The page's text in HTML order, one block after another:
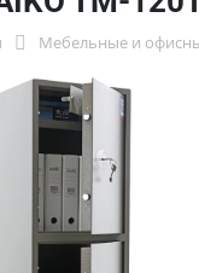
Мебельные и